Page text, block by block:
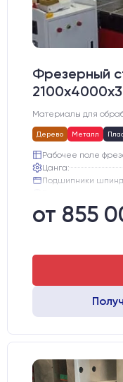
Фрезерный
Материалы для
Дерево Металл
Рабочее поле
Цанга:
Подшипники
Двигатели:
от 855